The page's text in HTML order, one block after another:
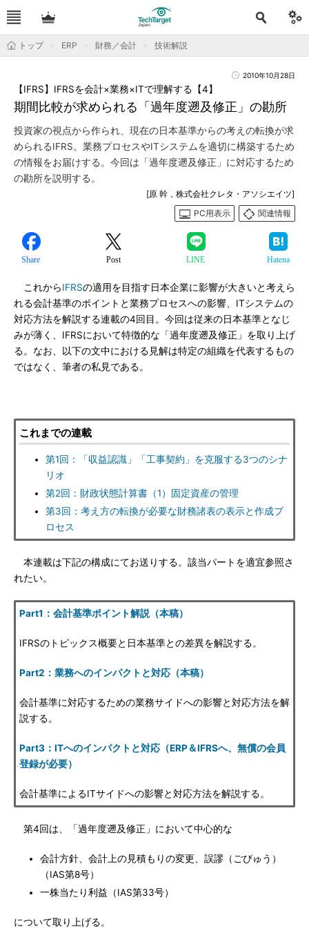
トップ ERP 財務／会計 技術解説
2010年10月28日
期間比較が求められる「過年度遡及修正」の勘所
【IFRS】IFRSを会計×業務×ITで理解する【4】
投資家の視点から作られ、現在の日本基準からの考えの転換が求
められるIFRS。業務プロセスやITシステムを適切に構築するため
の情報をお届けする。今回は「過年度遡及修正」に対応するため
の勘所を説明する。
[原 幹，株式会社クレタ・アソシエイツ]
PC用表示
関連情報
Share Post LINE Hatena
これからIFRSの適用を目指す日本企業に影響が大きいと考えら
れる会計基準のポイントと業務プロセスへの影響、ITシステムの
対応方法を解説する連載の4回目。今回は従来の日本基準となじ
みが薄く、IFRSにおいて特徴的な「過年度遡及修正」を取り上げ
る。なお、以下の文中における見解は特定の組織を代表するもの
ではなく、筆者の私見である。
これまでの連載
第1回：「収益認識」「工事契約」を克服する3つのシナ
リオ
第2回：財政状態計算書（1）固定資産の管理
第3回：考え方の転換が必要な財務諸表の表示と作成プ
ロセス
本連載は下記の構成にてお送りする。該当パートを適宜参照さ
れたい。
Part1：会計基準ポイント解説（本稿）
IFRSのトピックス概要と日本基準との差異を解説する。
Part2：業務へのインパクトと対応（本稿）
会計基準に対応するための業務サイドへの影響と対応方法を解
説する。
Part3：ITへのインパクトと対応（ERP＆IFRSへ、無償の会員
登録が必要）
会計基準によるITサイドへの影響と対応方法を解説する。
第4回は、「過年度遡及修正」において中心的な
会計方針、会計上の見積もりの変更、誤謬（ごびゅう）
（IAS第8号）
一株当たり利益（IAS第33号）
について取り上げる。